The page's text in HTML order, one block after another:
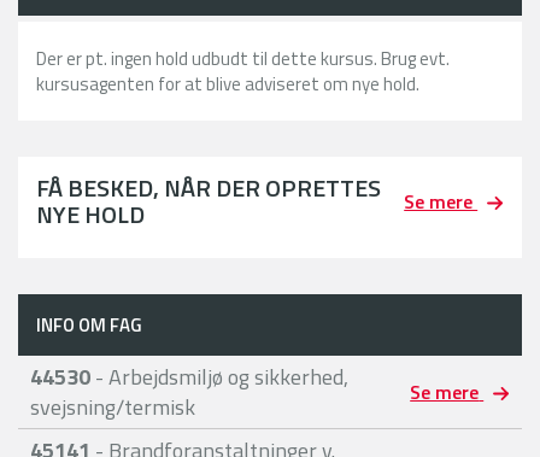
Der er pt. ingen hold udbudt til dette kursus. Brug evt.
kursusagenten for at blive adviseret om nye hold.
FÅ BESKED, NÅR DER OPRETTES
NYE HOLD Se mere
INFO OM FAG
44530- Arbejdsmiljø og sikkerhed,
svejsning/termisk
Se mere
45141 - Brandforanstaltninger v.